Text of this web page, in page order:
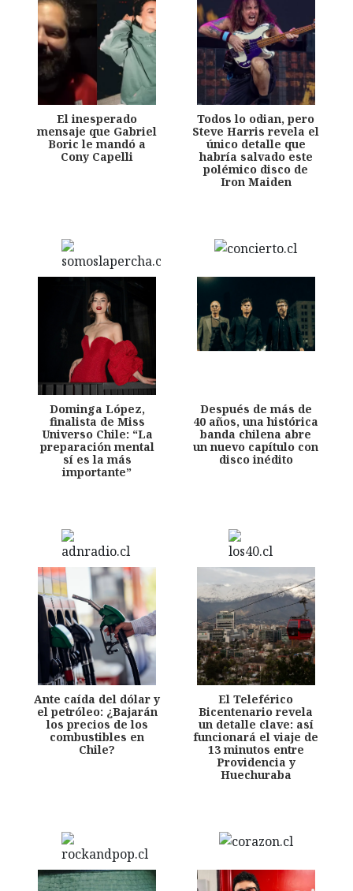
El inesperado
mensaje que Gabriel
Boric le mandó a
Cony Capelli
Todos lo odian, pero
Steve Harris revela el
único detalle que
habría salvado este
polémico disco de
Iron Maiden
Dominga López,
finalista de Miss
Universo Chile: “La
preparación mental
sí es la más
importante”
Después de más de
40 años, una histórica
banda chilena abre
un nuevo capítulo con
disco inédito
Ante caída del dólar y
el petróleo: ¿Bajarán
los precios de los
combustibles en
Chile?
El Teleférico
Bicentenario revela
un detalle clave: así
funcionará el viaje de
13 minutos entre
Providencia y
Huechuraba